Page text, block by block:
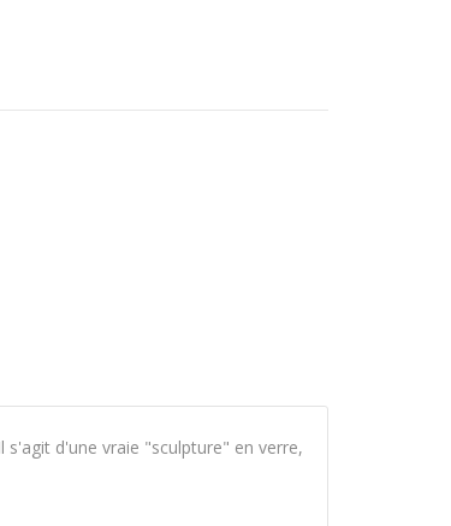
d'une vraie "sculpture" en verre,